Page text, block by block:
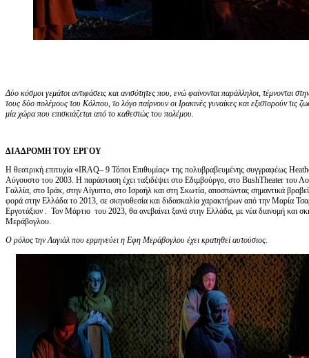
Δύο κόσμοι γεμάτοι αντιφάσεις και ανισότητες που, ενώ φαίνονται παράλληλοι, τέμνονται
τους δύο πολέμους του Κόλπου, το λόγο παίρνουν οι Ιρακινές γυναίκες και εξιστορούν τις
μία χώρα που επισκιάζεται από το καθεστώς του πολέμου.
ΔΙΑΔΡΟΜΗ ΤΟΥ ΕΡΓΟΥ
Η θεατρική επιτυχία «IRAQ– 9 Τόποι Επιθυμίας» της πολυβραβευμένης συγγραφέως
Αύγουστο του 2003. Η παράσταση έχει ταξιδέψει στο Εδιμβούργο, στο BushTheater του
Γαλλία, στο Ιράκ, στην Αίγυπτο, στο Ισραήλ και στη Σκωτία, αποσπώντας σημαντικά
φορά στην Ελλάδα το 2013, σε σκηνοθεσία και διδασκαλία χαρακτήρων από την Μαρία
Εργοτάξιον . Τον Μάρτιο του 2023, θα ανεβαίνει ξανά στην Ελλάδα, με νέα διανομή και
Μεράβογλου.
Ο ρόλος την Λαγιάλ που ερμηνεύει η Εφη Μεράβογλου έχει κρατηθεί αυτούσιος.